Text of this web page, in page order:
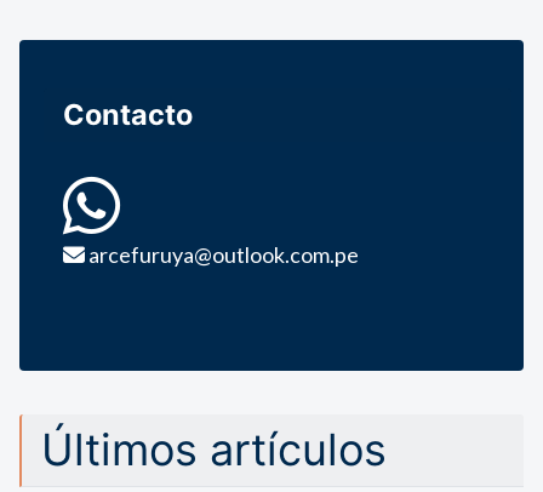
Contacto
arcefuruya@outlook.com.pe
Últimos artículos